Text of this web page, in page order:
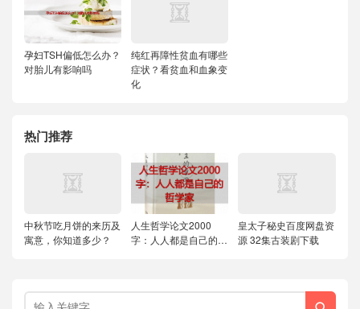
孕妇TSH偏低怎么办？
对胎儿有影响吗
纯红再障性贫血有哪些
症状？看贫血和血象变
化
热门推荐
中秋节吃月饼的来历及
寓意，你知道多少？
人生哲学论文2000
字：人人都是自己的哲
皇太子秘史百度网盘资
源 32集古装剧下载